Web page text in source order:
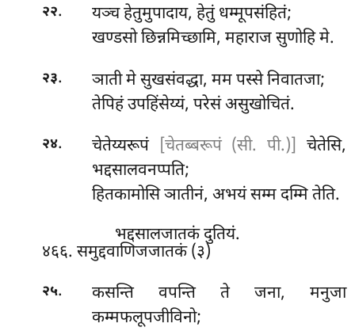
२२.
यञ्च हेतुमुपादाय, हेतुं धम्मूपसंहितं;
खण्डसो छिन्नमिच्छामि, महाराज सुणोहि मे.
२३.
ञाती मे सुखसंवद्धा, मम पस्से निवातजा;
तेपिहं उपहिंसेय्यं, परेसं असुखोचितं.
२४. चेतेय्यरूपं [चेतब्बरूपं (सी. पी.)] चेतेसि,
भद्दसालवनप्पति;
हितकामोसि ञातीनं, अभयं सम्म दम्मि तेति.
भद्दसालजातकं दुतियं.
४६६. समुद्दवाणिजजातकं (३)
२५. कसन्ति वपन्ति ते जना, मनुजा
कम्मफलूपजीविनो;